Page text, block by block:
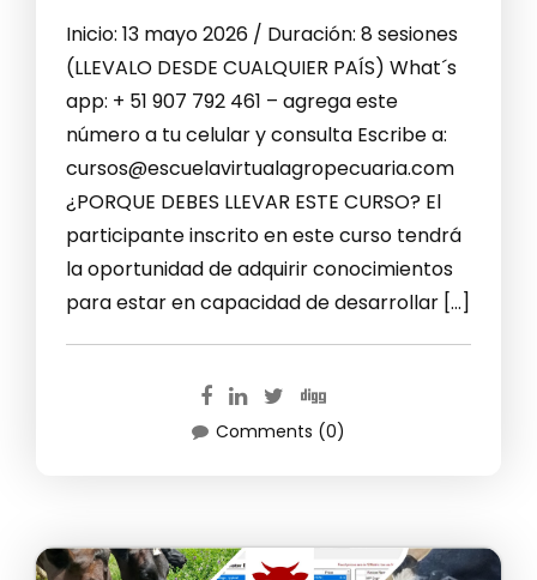
Inicio: 13 mayo 2026 / Duración: 8 sesiones
(LLEVALO DESDE CUALQUIER PAÍS) What´s
app: + 51 907 792 461 – agrega este
número a tu celular y consulta Escribe a:
cursos@escuelavirtualagropecuaria.com
¿PORQUE DEBES LLEVAR ESTE CURSO? El
participante inscrito en este curso tendrá
la oportunidad de adquirir conocimientos
para estar en capacidad de desarrollar […]
Comments (0)